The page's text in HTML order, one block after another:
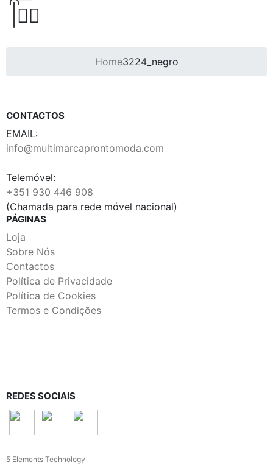
Home3224_negro
CONTACTOS
EMAIL:
info@multimarcaprontomoda.com
Telemóvel:
+351 930 446 908
(Chamada para rede móvel nacional)
PÁGINAS
Loja
Sobre Nós
Contactos
Política de Privacidade
Política de Cookies
Termos e Condições
REDES SOCIAIS
5 Elements Technology